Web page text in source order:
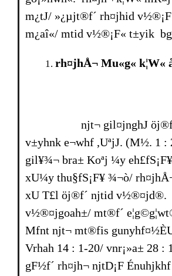
m¿tJ/ »¿µjt®f´ rh¤jhid
m¿aî«/ mtid v½®¡F« t±yik
rh¤jhÅ¬ Mu«g« k¦W«
njt¬ gil¤jnghJ
v±yhnk e¬whf ,UªjJ. (M½. 1 :
gil¥¾¬ bra± Koªj ¼y
xU¼y thu§fS¡F¥ ¾¬ò/
xU T£l öj®f´ njtid v½®¤jd®.
v½®¤jgoah±/ mt®f´
Mfnt njt¬ mt®fis
Vrhah 14 : 1-20/ vnr¡»a± 28 :
gF½f´ rh¤jh¬ njtD¡F